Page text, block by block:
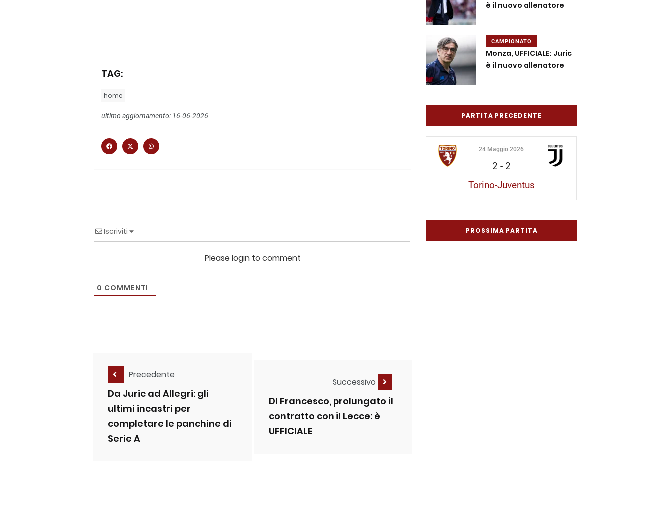
TAG:
home
ultimo aggiornamento: 16-06-2026
Iscriviti
Please login to comment
0 COMMENTI
Precedente
Da Juric ad Allegri: gli
ultimi incastri per
completare le panchine di
Serie A
Successivo
DI Francesco, prolungato il
contratto con il Lecce: è
UFFICIALE
è il nuovo allenatore
CAMPIONATO
Monza, UFFICIALE: Juric
è il nuovo allenatore
PARTITA PRECEDENTE
24 Maggio 2026
2 - 2
Torino-Juventus
PROSSIMA PARTITA